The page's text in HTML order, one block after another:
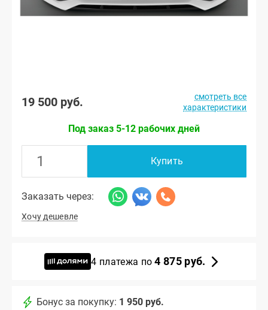
19 500 руб.
смотреть все
характеристики
Под заказ 5-12 рабочих дней
Купить
Заказать через:
Хочу дешевле
4 платежа по4 875 руб.
Бонус за покупку: 1 950 руб.